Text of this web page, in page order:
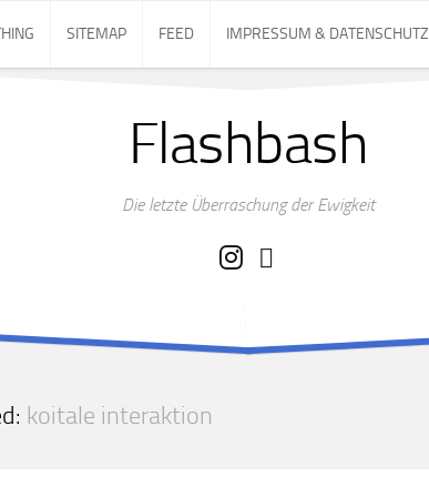
SITEMAP FEED IMPRESSUM & DATENSCHUTZ
Flashbash
Die letzte Überraschung der Ewigkeit
koitale interaktion